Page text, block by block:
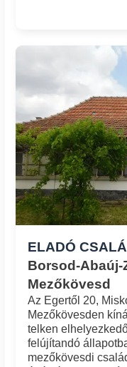
ELADÓ
Borsod-Abaúj-
Mezőkövesd
Az Egertől 20,
Mezőkövesden
telken
felújítandó
mezőkövesdi